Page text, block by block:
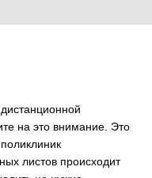
на это внимание. Это
листов происходит